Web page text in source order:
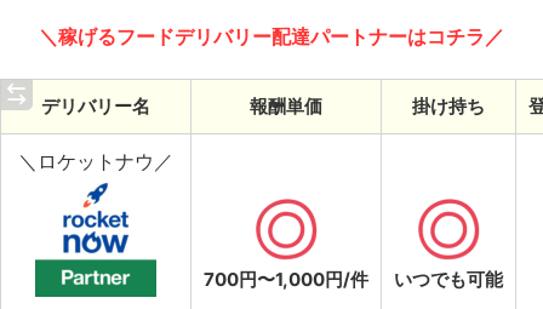
＼稼げるフードデリバリー配達パートナーはコチラ／
デリバリー名 報酬単価 掛け持ち
＼ロケットナウ／
700円〜1,000円/件 いつでも可能